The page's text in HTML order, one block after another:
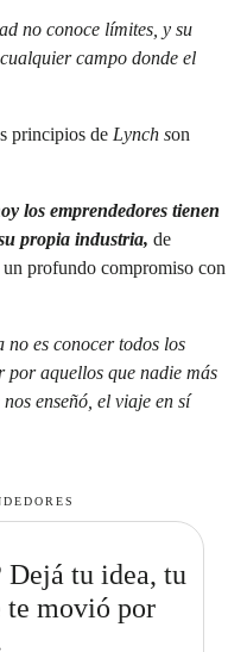
no conoce límites, y su
campo donde el
principios de Lynch son
los emprendedores tienen
propia industria, de
profundo compromiso con
es conocer todos los
por aquellos que nadie más
enseñó, el viaje en sí
Dejá tu idea, tu
te movió por